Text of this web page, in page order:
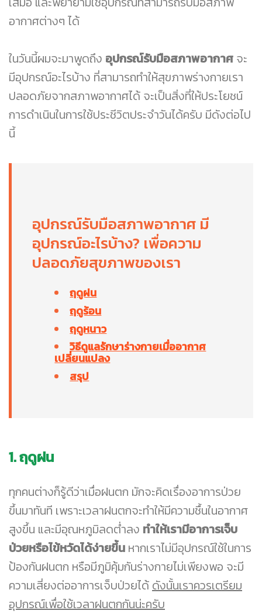
อากาศต่างๆ ได้
ในวันนี้ผมจะมาพูดถึง อุปกรณ์รับมือสภาพอากาศ จะ
มีอุปกรณ์อะไรบ้าง ที่สามารถทำให้สุขภาพร่างกายเรา
ปลอดภัยจากสภาพอากาศได้ จะเป็นสิ่งที่ให้ประโยชน์
การดำเนินในการใช้ประชีวิตประจำวันได้ครับ มีดังต่อไป
นี้
อุปกรณ์รับมือสภาพอากาศ มี
อุปกรณ์อะไรบ้าง? เพื่อความ
ปลอดภัยสุขภาพของเรา
ฤดูฝน
ฤดูร้อน
ฤดูหนาว
วิธีดูแลรักษาร่างกายเมื่ออากาศ
เปลี่ยนแปลง
สรุป
1. ฤดูฝน
ทุกคนต่างก็รู้ดีว่าเมื่อฝนตก มักจะคิดเรื่องอาการป่วย
ขึ้นมาทันที เพราะเวลาฝนตกจะทำให้มีความชื้นในอากาศ
สูงขึ้น และมีอุณหภูมิลดต่ำลง ทำให้เรามีอาการเจ็บ
ป่วยหรือไข้หวัดได้ง่ายขึ้น หากเราไม่มีอุปกรณ์ใช้ในการ
ป้องกันฝนตก หรือมีภูมิคุ้มกันร่างกายไม่เพียงพอ จะมี
ความเสี่ยงต่ออาการเจ็บป่วยได้ดังนั้นเราควรเตรียม
อุปกรณ์เพื่อใช้เวลาฝนตกกันน่ะครับ